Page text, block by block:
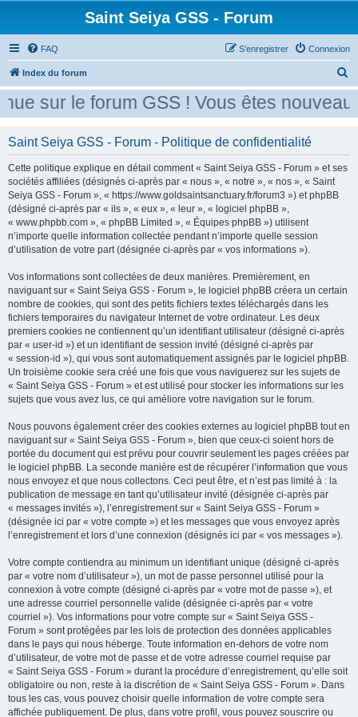
Saint Seiya GSS - Forum
FAQ Connexion
S’enregistrer
Index du forum
e
c
sur le forum GSS ! Vous êtes
Saint Seiya GSS - Forum - Politique de confidentialité
Cette politique explique en détail comment « Saint Seiya GSS - Forum » et ses
sociétés affiliées (désignés ci-après par « nous », « notre », « nos », « Saint
Seiya GSS - Forum », « https://www.goldsaintsanctuary.fr/forum3 ») et phpBB
(désigné ci-après par « ils », « eux », « leur », « logiciel phpBB »,
« www.phpbb.com », « phpBB Limited », « Équipes phpBB ») utilisent
n’importe quelle information collectée pendant n’importe quelle session
d’utilisation de votre part (désignée ci-après par « vos informations »).
Vos informations sont collectées de deux manières. Premièrement, en
naviguant sur « Saint Seiya GSS - Forum », le logiciel phpBB créera un certain
nombre de cookies, qui sont des petits fichiers textes téléchargés dans les
fichiers temporaires du navigateur Internet de votre ordinateur. Les deux
premiers cookies ne contiennent qu’un identifiant utilisateur (désigné ci-après
par « user-id ») et un identifiant de session invité (désigné ci-après par
« session-id »), qui vous sont automatiquement assignés par le logiciel phpBB.
Un troisième cookie sera créé une fois que vous naviguerez sur les sujets de
« Saint Seiya GSS - Forum » et est utilisé pour stocker les informations sur les
sujets que vous avez lus, ce qui améliore votre navigation sur le forum.
Nous pouvons également créer des cookies externes au logiciel phpBB tout en
naviguant sur « Saint Seiya GSS - Forum », bien que ceux-ci soient hors de
portée du document qui est prévu pour couvrir seulement les pages créées par
le logiciel phpBB. La seconde manière est de récupérer l’information que vous
nous envoyez et que nous collectons. Ceci peut être, et n’est pas limité à : la
publication de message en tant qu’utilisateur invité (désignée ci-après par
« messages invités »), l’enregistrement sur « Saint Seiya GSS - Forum »
(désignée ici par « votre compte ») et les messages que vous envoyez après
l’enregistrement et lors d’une connexion (désignés ici par « vos messages »).
Votre compte contiendra au minimum un identifiant unique (désigné ci-après
par « votre nom d’utilisateur »), un mot de passe personnel utilisé pour la
connexion à votre compte (désigné ci-après par « votre mot de passe »), et
une adresse courriel personnelle valide (désignée ci-après par « votre
courriel »). Vos informations pour votre compte sur « Saint Seiya GSS -
Forum » sont protégées par les lois de protection des données applicables
dans le pays qui nous héberge. Toute information en-dehors de votre nom
d’utilisateur, de votre mot de passe et de votre adresse courriel requise par
« Saint Seiya GSS - Forum » durant la procédure d’enregistrement, qu’elle soit
obligatoire ou non, reste à la discrétion de « Saint Seiya GSS - Forum ». Dans
tous les cas, vous pouvez choisir quelle information de votre compte sera
affichée publiquement. De plus, dans votre profil, vous pouvez souscrire ou